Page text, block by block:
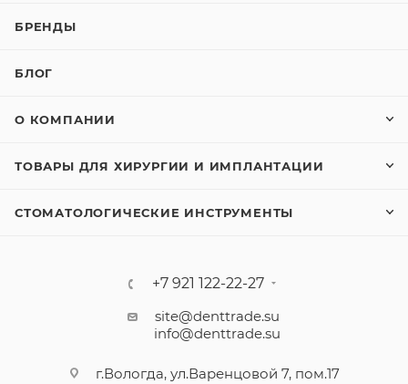
БРЕНДЫ
БЛОГ
О КОМПАНИИ
ТОВАРЫ ДЛЯ ХИРУРГИИ И ИМПЛАНТАЦИИ
СТОМАТОЛОГИЧЕСКИЕ ИНСТРУМЕНТЫ
+7 921 122-22-27
site@denttrade.su
info@denttrade.su
г.Вологда, ул.Варенцовой 7, пом.17